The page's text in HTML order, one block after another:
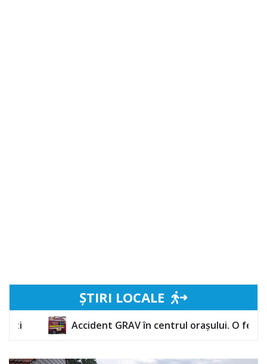
ȘTIRI LOCALE
în centrul orașului. O femeie a rămas încarcerată